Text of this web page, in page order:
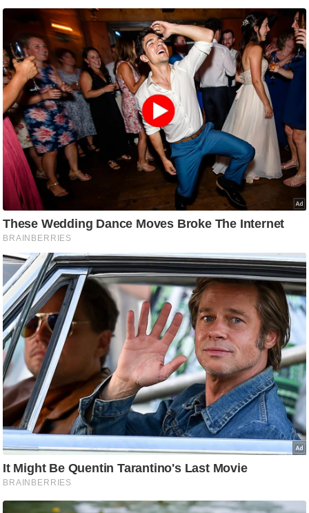
रि
ले
श
न
शि
प
रा
ज
नी
ति
वि
श्ले
ष
ण
स
म
सा
म
यि
क
मा
तृ
भू
मि
स्तं
भ